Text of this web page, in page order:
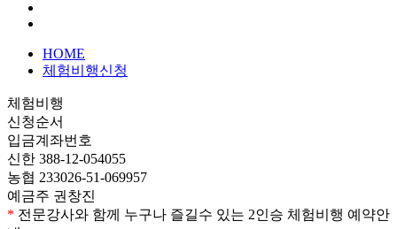
HOME
체험비행신청
체험비행
신청순서
입금계좌번호
신한 388-12-054055
농협 233026-51-069957
예금주 권창진
* 전문강사와 함께 누구나 즐길수 있는 2인승 체험비행 예약안